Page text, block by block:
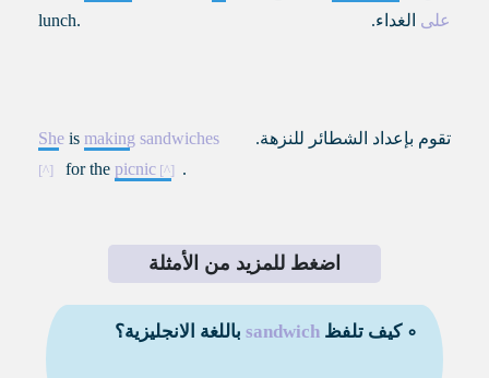
على الغداء.
lunch.
تقوم بإعداد الشطائر للنزهة. She is making sandwiches
for the picnic .
اضغط للمزيد من الأمثلة
∘ كيف تلفظsandwich باللغة الانجليزية؟